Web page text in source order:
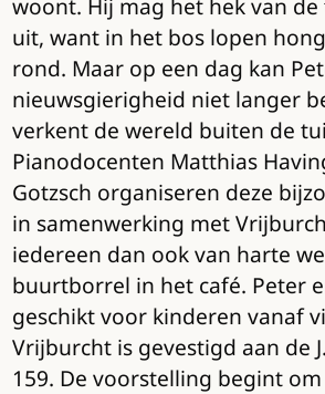
uit, want in het bos lopen
rond. Maar op een dag kan
nieuwsgierigheid niet langer
verkent de wereld buiten de
Pianodocenten Matthias
Gotzsch organiseren deze
in samenwerking met
iedereen dan ook van harte
buurtborrel in het café. Peter
geschikt voor kinderen vanaf
Vrijburcht is gevestigd aan de
159. De voorstelling begint om